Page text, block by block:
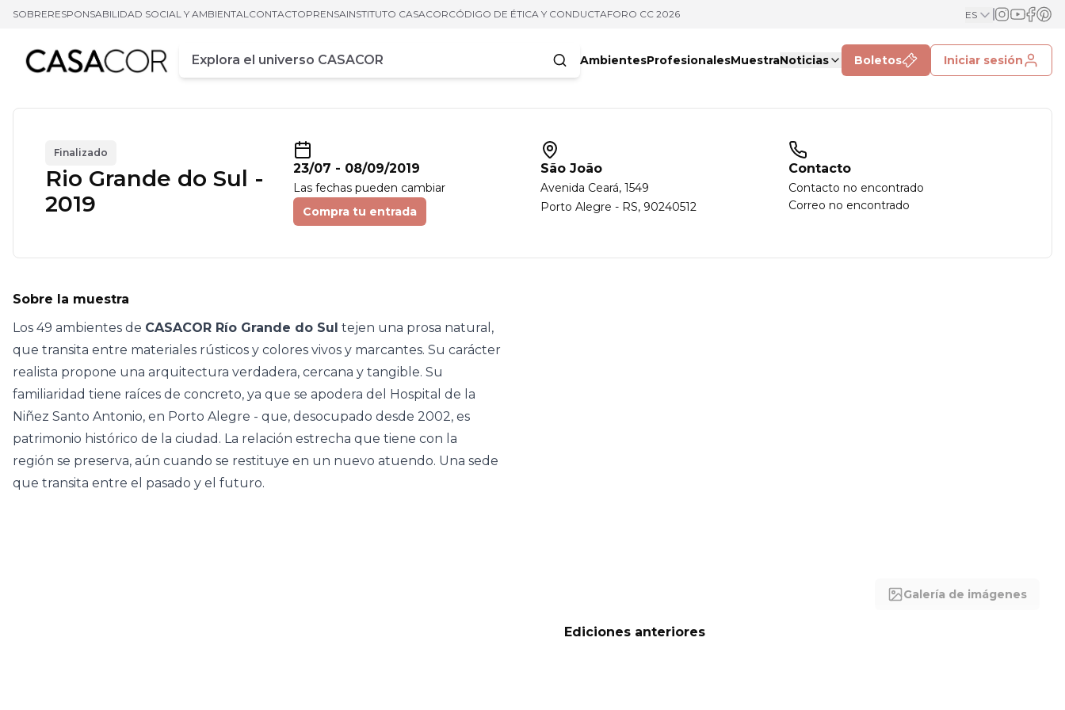
SOBRERESPONSABILIDAD SOCIAL Y AMBIENTALCONTACTOPRENSAINSTITUTO CASACORCÓDIGO DE ÉTICA Y CONDUCTAFORO CC 2026 ES
Campo de busca
Ingrese al menos tres caracteres
AmbientesProfesionalesMuestraNoticias Boletos Iniciar sesión
Finalizado
Rio Grande do Sul -
2019
23/07 - 08/09/2019
Las fechas pueden cambiar
Compra tu entrada
São João
Avenida Ceará, 1549
Porto Alegre - RS, 90240512
Contacto
Contacto no encontrado
Correo no encontrado
Sobre la muestra
Los 49 ambientes de CASACOR Río Grande do Sul tejen una prosa natural,
que transita entre materiales rústicos y colores vivos y marcantes. Su carácter
realista propone una arquitectura verdadera, cercana y tangible. Su
familiaridad tiene raíces de concreto, ya que se apodera del Hospital de la
Niñez Santo Antonio, en Porto Alegre - que, desocupado desde 2002, es
patrimonio histórico de la ciudad. La relación estrecha que tiene con la
región se preserva, aún cuando se restituye en un nuevo atuendo. Una sede
que transita entre el pasado y el futuro.
Galería de imágenes
Ediciones anteriores